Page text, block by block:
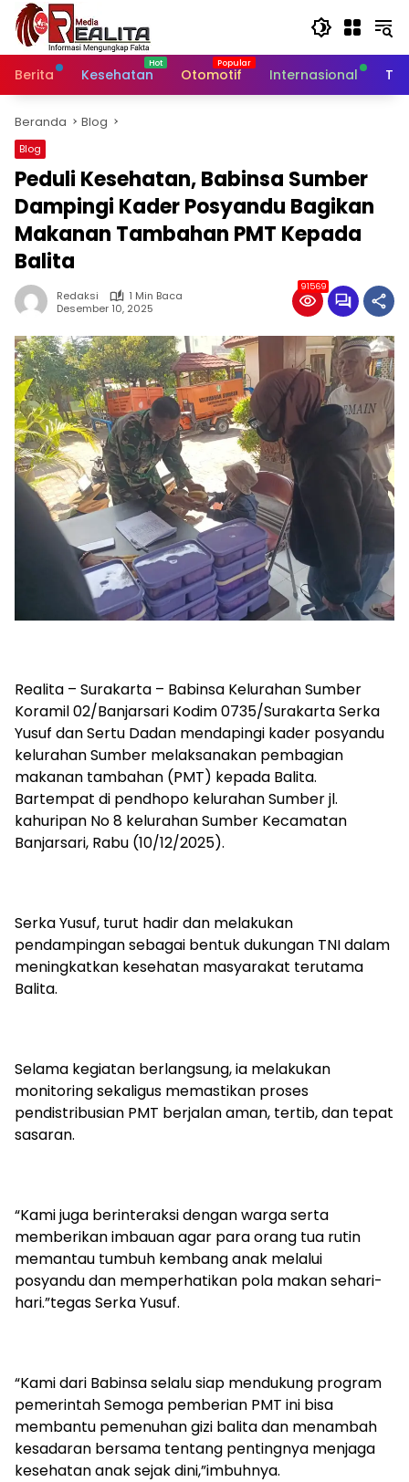
Langsung
konten
Berita
Kesehatan Otomotif Internasional
Beranda Blog
Blog
Peduli Kesehatan, Babinsa Sumber
Dampingi Kader Posyandu Bagikan
Makanan Tambahan PMT Kepada
Balita
Redaksi
1 Min Baca
Desember 10, 2025
91569
Realita – Surakarta – Babinsa Kelurahan Sumber
Koramil 02/Banjarsari Kodim 0735/Surakarta Serka
Yusuf dan Sertu Dadan mendapingi kader posyandu
kelurahan Sumber melaksanakan pembagian
makanan tambahan (PMT) kepada Balita.
Bartempat di pendhopo kelurahan Sumber jl.
kahuripan No 8 kelurahan Sumber Kecamatan
Banjarsari, Rabu (10/12/2025).
Serka Yusuf, turut hadir dan melakukan
pendampingan sebagai bentuk dukungan TNI dalam
meningkatkan kesehatan masyarakat terutama
Balita.
Selama kegiatan berlangsung, ia melakukan
monitoring sekaligus memastikan proses
pendistribusian PMT berjalan aman, tertib, dan tepat
sasaran.
“Kami juga berinteraksi dengan warga serta
memberikan imbauan agar para orang tua rutin
memantau tumbuh kembang anak melalui
posyandu dan memperhatikan pola makan sehari-
hari.”tegas Serka Yusuf.
“Kami dari Babinsa selalu siap mendukung program
pemerintah Semoga pemberian PMT ini bisa
membantu pemenuhan gizi balita dan menambah
kesadaran bersama tentang pentingnya menjaga
kesehatan anak sejak dini,”imbuhnya.